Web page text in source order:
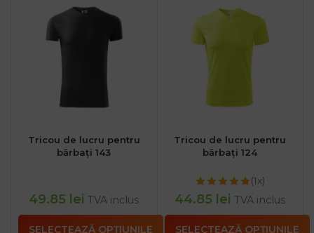
Tricou de lucru pentru
bărbați 143
49.85 lei TVA inclus
SELECTEAZĂ OPȚIUNILE
Tricou de lucru pentru
bărbați 124
(1x)
44.85 lei TVA inclus
SELECTEAZĂ OPȚIUNILE